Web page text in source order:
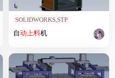
SOLIDWORKS,STP
自动上料机